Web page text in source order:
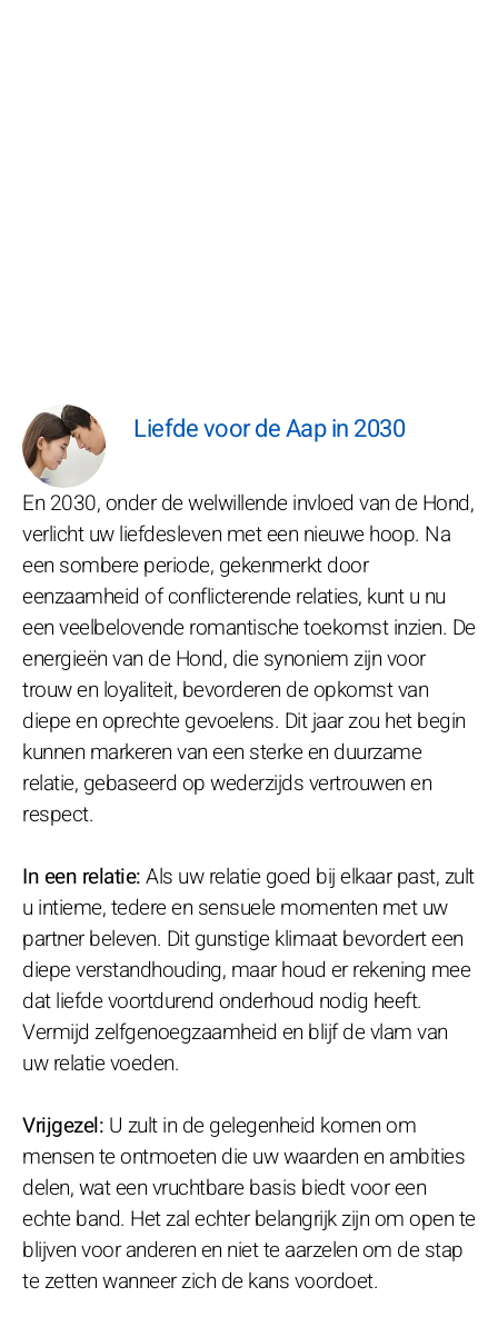
Liefde voor de Aap in 2030
En 2030, onder de welwillende invloed van de Hond,
verlicht uw liefdesleven met een nieuwe hoop. Na
een sombere periode, gekenmerkt door
eenzaamheid of conflicterende relaties, kunt u nu
een veelbelovende romantische toekomst inzien. De
energieën van de Hond, die synoniem zijn voor
trouw en loyaliteit, bevorderen de opkomst van
diepe en oprechte gevoelens. Dit jaar zou het begin
kunnen markeren van een sterke en duurzame
relatie, gebaseerd op wederzijds vertrouwen en
respect.
In een relatie:Als uw relatie goed bij elkaar past, zult
u intieme, tedere en sensuele momenten met uw
partner beleven. Dit gunstige klimaat bevordert een
diepe verstandhouding, maar houd er rekening mee
dat liefde voortdurend onderhoud nodig heeft.
Vermijd zelfgenoegzaamheid en blijf de vlam van
uw relatie voeden.
Vrijgezel: U zult in de gelegenheid komen om
mensen te ontmoeten die uw waarden en ambities
delen, wat een vruchtbare basis biedt voor een
echte band. Het zal echter belangrijk zijn om open te
blijven voor anderen en niet te aarzelen om de stap
te zetten wanneer zich de kans voordoet.